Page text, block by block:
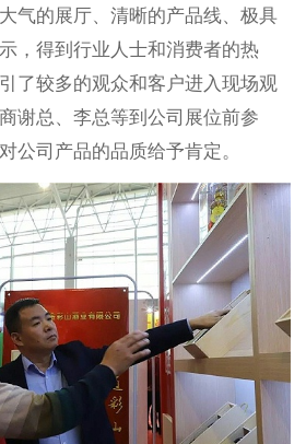
气的展厅、清晰的产品线、极具
，得到行业人士和消费者的热
了较多的观众和客户进入现场观
谢总、李总等到公司展位前参
公司产品的品质给予肯定。